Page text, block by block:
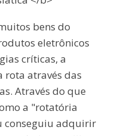
bens do
eletrônicos
críticas, a
rota através das
Através do que
a "rotatória
conseguiu adquirir